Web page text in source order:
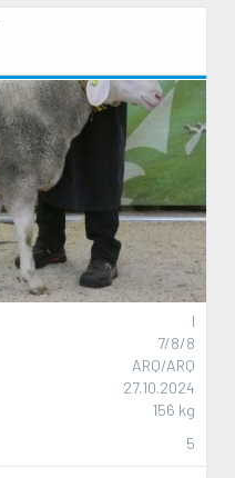
I
7/8/8
ARQ/ARQ
27.10.2024
156 kg
5